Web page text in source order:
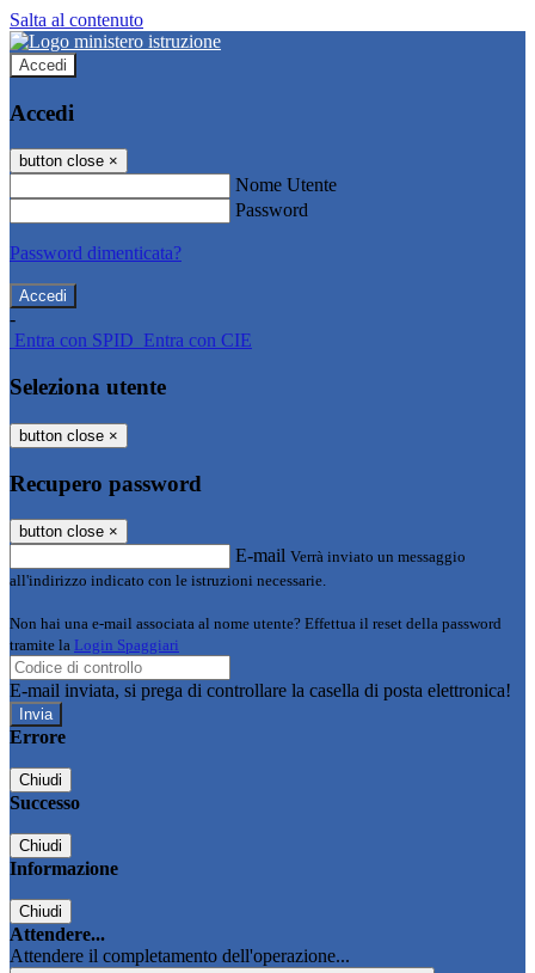
Salta al contenuto
Accedi
Accedi
button close ×
Nome Utente
Password
Password dimenticata?
-
Entra con SPID Entra con CIE
Seleziona utente
button close ×
Recupero password
button close ×
E-mail Verrà inviato un messaggio
all'indirizzo indicato con le istruzioni necessarie.
Non hai una e-mail associata al nome utente? Effettua il reset della password
tramite la Login Spaggiari
E-mail inviata, si prega di controllare la casella di posta elettronica!
Errore
Chiudi
Successo
Chiudi
Informazione
Chiudi
Attendere...
Attendere il completamento dell'operazione...